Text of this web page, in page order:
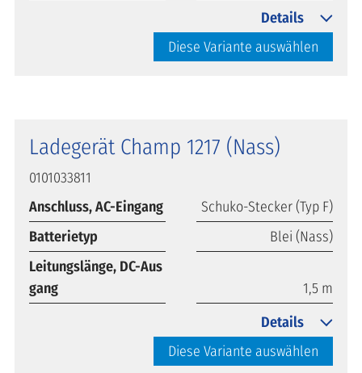
Diese Variante auswählen
Details
Ladegerät Champ 1217 (Nass)
0101033811
Anschluss, AC-Eingang
Schuko-Stecker (Typ F)
Batterietyp
Blei (Nass)
Leitungslänge, DC-Aus
gang
1,5 m
Diese Variante auswählen
Details